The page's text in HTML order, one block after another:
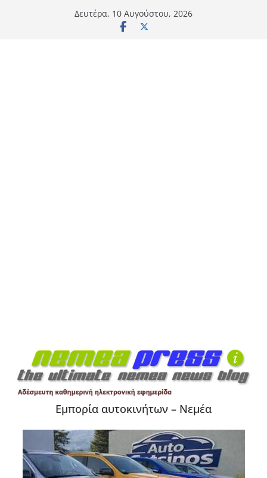
Δευτέρα, 10 Αυγούστου, 2026
Εμπορία αυτοκινήτων – Νεμέα